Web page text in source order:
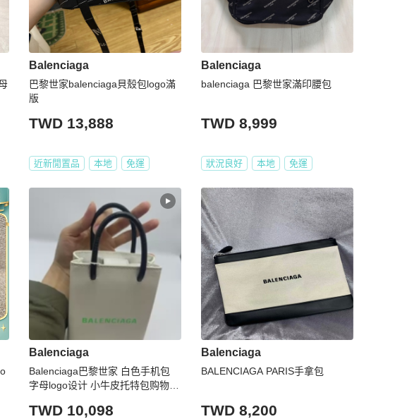
Balenciaga
巴黎世家balenciaga貝殼包logo滿
版
TWD 13,888
近新閒置品 本地 免運
Balenciaga
balenciaga 巴黎世家滿印腰包
TWD 8,999
狀況良好 本地 免運
Balenciaga
Balenciaga巴黎世家 白色手机包
字母logo设计 小牛皮托特包购物袋
TWD 10,098
Balenciaga
BALENCIAGA PARIS手拿包
TWD 8,200